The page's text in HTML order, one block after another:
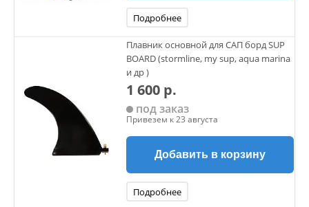
Подробнее
Плавник основной для САП борд SUP
BOARD (stormline, my sup, aqua marina
и др )
1 600 р.
под заказ
Привезем к 23 августа
Добавить в корзину
Подробнее